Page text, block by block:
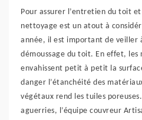
Pour assurer l’entretien du toit
nettoyage est un atout à
année, il est important de veiller
démoussage du toit. En effet, les
envahissent petit à petit la
danger l’étanchéité des
végétaux rend les tuiles
aguerries, l’équipe couvreur